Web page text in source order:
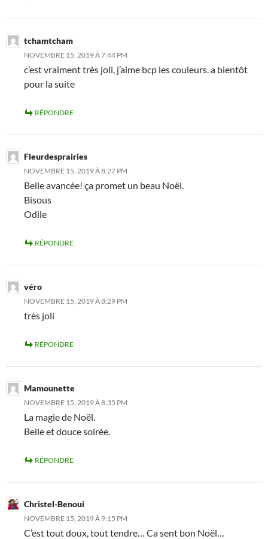
tchamtcham
NOVEMBRE 15, 2019 À 7:44 PM
c’est vraiment très joli, j’aime bcp les couleurs. a bientôt
pour la suite
RÉPONDRE
Fleurdesprairies
NOVEMBRE 15, 2019 À 8:27 PM
Belle avancée! ça promet un beau Noël.
Bisous
Odile
RÉPONDRE
véro
NOVEMBRE 15, 2019 À 8:29 PM
très joli
RÉPONDRE
Mamounette
NOVEMBRE 15, 2019 À 8:35 PM
La magie de Noël.
Belle et douce soirée.
RÉPONDRE
Christel-Benoui
NOVEMBRE 15, 2019 À 9:15 PM
C’est tout doux, tout tendre… Ca sent bon Noël…